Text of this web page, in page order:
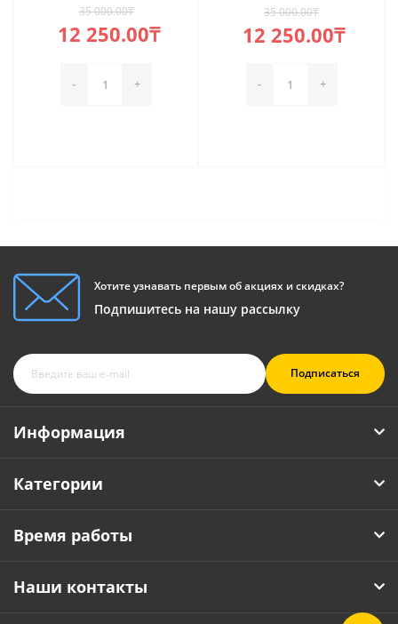
35 000.00₸
12 250.00₸
- +
35 000.00₸
12 250.00₸
- +
Хотите узнавать первым об акциях и скидках?
Подпишитесь на нашу рассылку
Подписаться
Информация
Категории
Время работы
Наши контакты